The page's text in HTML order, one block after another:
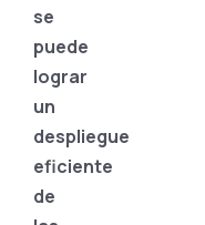
se
puede
lograr
un
despliegue
eficiente
de